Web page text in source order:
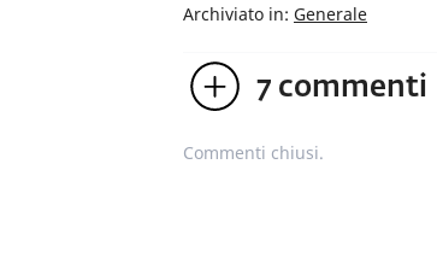
Archiviato in: Generale
7 commenti
Commenti chiusi.